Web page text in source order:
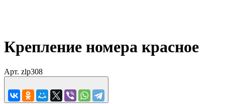
Крепление номера красное
Арт. zlp308